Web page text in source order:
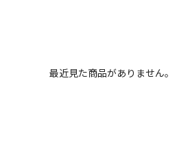
最近見た商品がありません。